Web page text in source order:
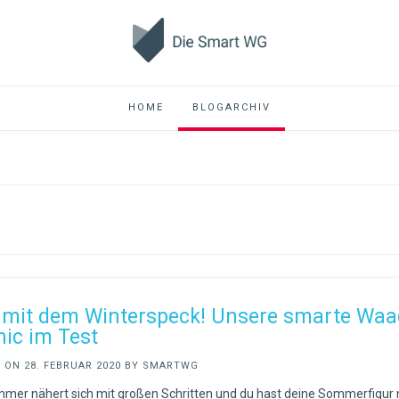
HOME BLOGARCHIV
dem Winterspeck! Unsere smarte
im Test
ON 28. FEBRUAR 2020 BY SMARTWG
nähert sich mit großen Schritten und du hast deine Sommerfigur